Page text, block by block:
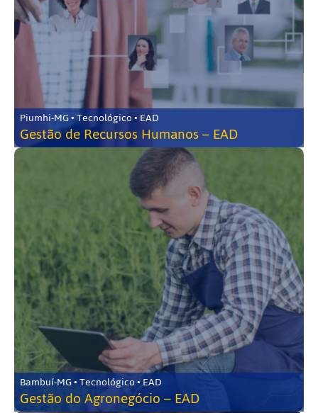
Piumhi-MG • Tecnológico • EAD
Gestão de Recursos Humanos – EAD
Bambuí-MG • Tecnológico • EAD
Gestão do Agronegócio – EAD